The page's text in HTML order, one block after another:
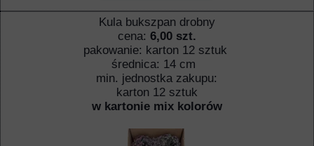
Kula bukszpan drobny
cena: 6,00 szt.
pakowanie: karton 12 sztuk
średnica: 14 cm
min. jednostka zakupu:
karton 12 sztuk
w kartonie mix kolorów